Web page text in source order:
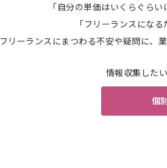
「自分の単価はいくらぐら
「フリーランスにな
フリーランスにまつわる不安や疑問に、
情報収集した
個